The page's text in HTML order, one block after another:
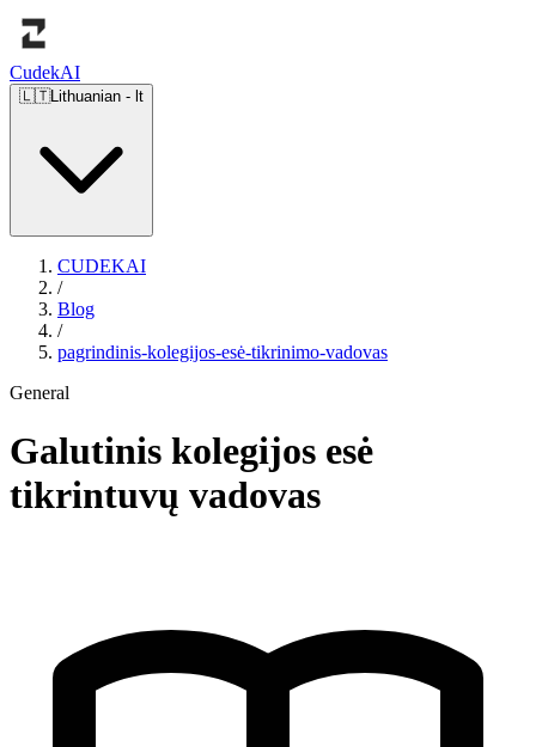
CudekAI
🇱🇹Lithuanian - lt
CUDEKAI
/
Blog
/
pagrindinis-kolegijos-esė-tikrinimo-vadovas
General
Galutinis kolegijos esė
tikrintuvų vadovas